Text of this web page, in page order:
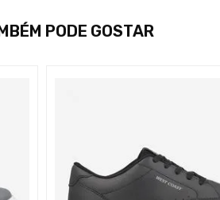
PODE GOSTAR